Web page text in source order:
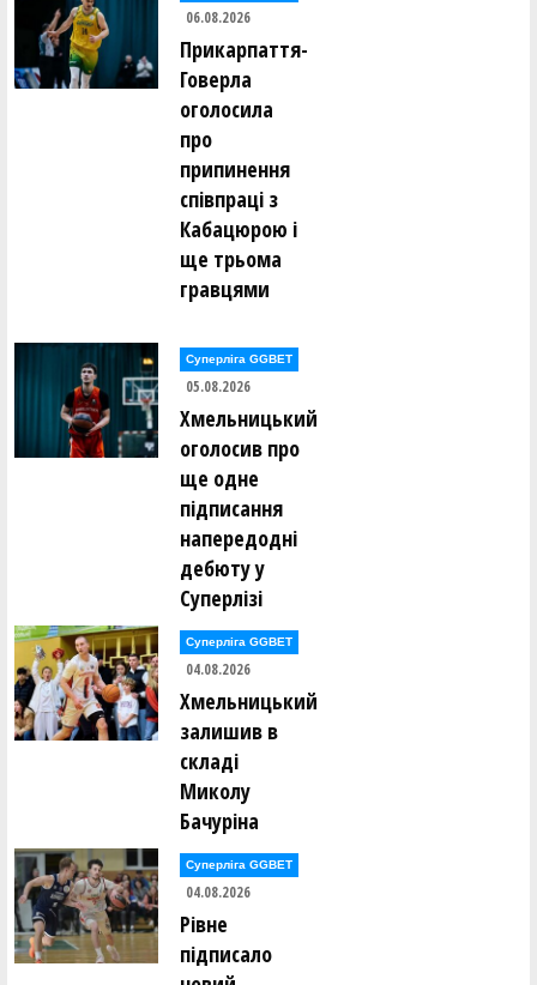
Сергій Защук ()
Микола Здирка ()
Леонід Зелінський ()
Ілля Зілінський ()
Костянтин Іванов ()
Олександр Іванов ()
Олександр Іванов ()
Олексій Калашніков ()
Борис Калугін ()
Ігор Калугін ()
Богдан Капелян ()
Микита Каравашкін ()
Даніїл Карпов ()
Вадим Ковальов ()
Ярослав Кожушко ()
Євген Козачок ()
Олександр Коломієць ()
Андрій Кондратенко ()
Дмитро Корабльов ()
Петро Корнута ()
Андрій Коростильов ()
Костянтин Котов ()
Максим Кравець ()
Олексій Кравченко ()
Микита Красюк ()
Юрій Кривун ()
Юрій Кривун ()
Андрій Кротько ()
Олександр Кубашевський ()
Данило Кузьменко ()
Ія Кулік ()
06.08.2026
Прикарпаття-
Говерла
оголосила
про
припинення
співпраці з
Кабацюрою і
ще трьома
гравцями
Суперліга GGBET
05.08.2026
Хмельницький
оголосив про
ще одне
підписання
напередодні
дебюту у
Суперлізі
Суперліга GGBET
04.08.2026
Хмельницький
залишив в
складі
Миколу
Бачуріна
Суперліга GGBET
04.08.2026
Рівне
підписало